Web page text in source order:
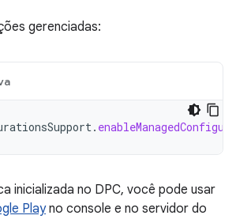
gerenciadas:
.
inicializada no DPC, você pode usar
Playno console e no servidor do